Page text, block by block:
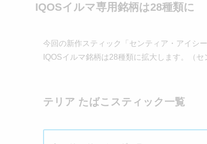
IQOSイルマ専用銘柄は28種類に
今回の新作スティック「センティア・アイシ
IQOSイルマ銘柄は28種類に拡大します。（セ
テリア たばこスティック一覧